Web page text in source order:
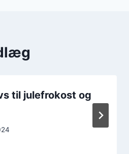
til julefrokost og